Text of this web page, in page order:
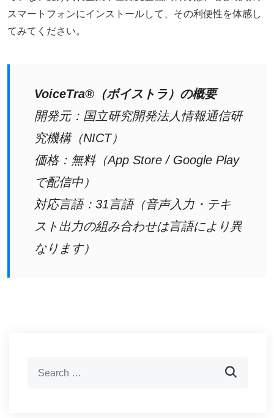
スマートフォンにインストールして、その利便性を体感し
てみてください。
VoiceTra®（ボイストラ）の概要
開発元：国立研究開発法人情報通信研
究機構（NICT）
価格：無料（App Store / Google Play
で配信中）
対応言語：31言語（音声入力・テキ
スト出力の組み合わせは言語により異
なります）